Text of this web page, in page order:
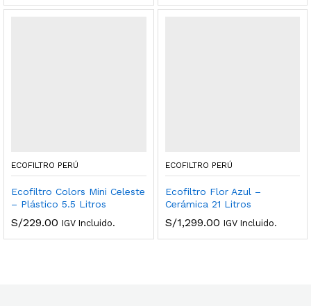
ECOFILTRO PERÚ
Ecofiltro Colors Mini Celeste
– Plástico 5.5 Litros
S/229.00 IGV Incluido.
ECOFILTRO PERÚ
Ecofiltro Flor Azul –
Cerámica 21 Litros
S/1,299.00 IGV Incluido.